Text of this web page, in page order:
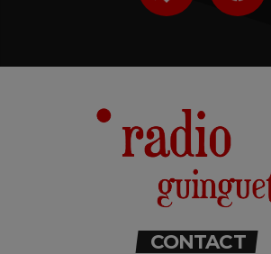
CONTACT